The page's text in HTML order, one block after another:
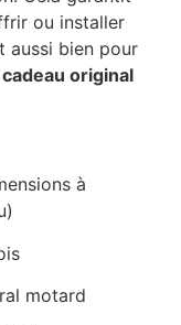
ou installer
aussi bien pour
cadeau original
à
motard